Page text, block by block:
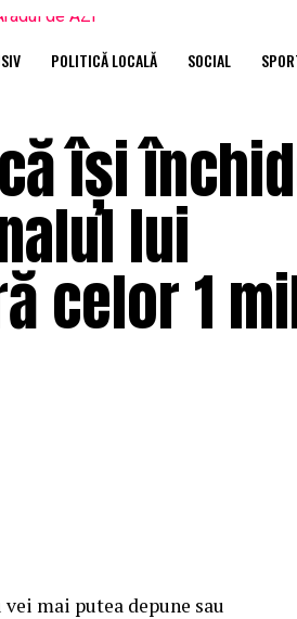
POLITICĂ LOCALĂ SOCIAL
își
lui
celor 1
mai putea depune sau